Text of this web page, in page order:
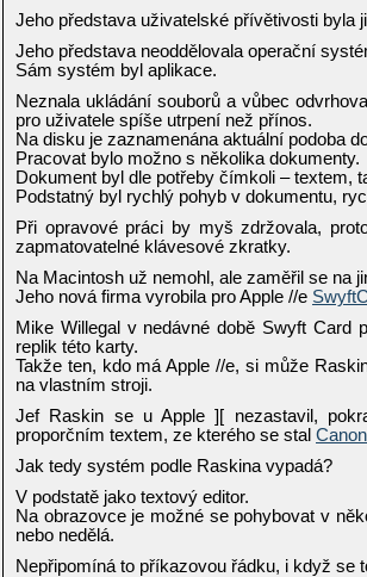
Jeho představa uživatelské přívětivosti byla
Jeho představa neoddělovala operační
Sám systém byl aplikace.
Neznala ukládání souborů a vůbec
pro uživatele spíše utrpení než přínos.
Na disku je zaznamenána aktuální podoba
Pracovat bylo možno s několika dokumenty.
Dokument byl dle potřeby čímkoli – textem,
Podstatný byl rychlý pohyb v dokumentu,
Při opravové práci by myš zdržovala,
zapmatovatelné klávesové zkratky.
Na Macintosh už nemohl, ale zaměřil se na
Jeho nová firma vyrobila pro Apple //e
Mike Willegal v nedávné době Swyft Card
replik této karty.
Takže ten, kdo má Apple //e, si může
na vlastním stroji.
Jef Raskin se u Apple ][ nezastavil,
proporčním textem, ze kterého se stal
Jak tedy systém podle Raskina vypadá?
V podstatě jako textový editor.
Na obrazovce je možné se pohybovat v
nebo nedělá.
Nepřipomíná to příkazovou řádku, i když se